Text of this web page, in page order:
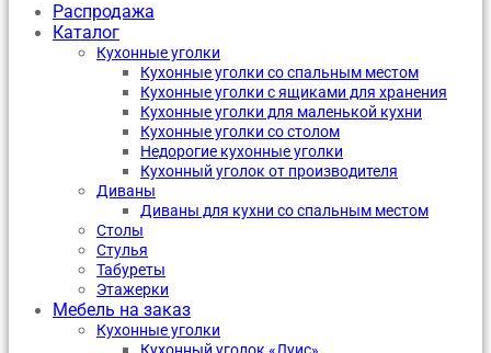
Распродажа
Каталог
Кухонные уголки
Кухонные уголки со спальным местом
Кухонные уголки с ящиками для хранения
Кухонные уголки для маленькой кухни
Кухонные уголки со столом
Недорогие кухонные уголки
Кухонный уголок от производителя
Диваны
Диваны для кухни со спальным местом
Столы
Стулья
Табуреты
Этажерки
Мебель на заказ
Кухонные уголки